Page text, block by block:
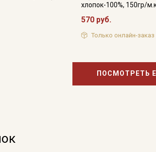
хлопок-100%, 150гр/
570 руб.
Только онлайн-заказ
ПОСМОТРЕТЬ